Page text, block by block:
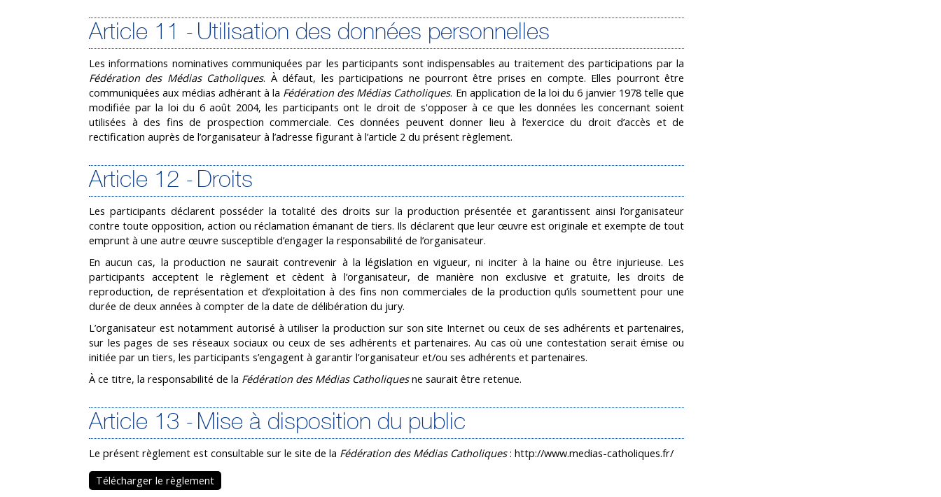
Article 11 - Utilisation des données personnelles
Les informations nominatives communiquées par les participants sont indispensables au traitement des participations par la
Fédération des Médias Catholiques. À défaut, les participations ne pourront être prises en compte. Elles pourront être
communiquées aux médias adhérant à la Fédération des Médias Catholiques. En application de la loi du 6 janvier 1978 telle que
modifiée par la loi du 6 août 2004, les participants ont le droit de s'opposer à ce que les données les concernant soient
utilisées à des fins de prospection commerciale. Ces données peuvent donner lieu à l’exercice du droit d’accès et de
rectification auprès de l’organisateur à l’adresse figurant à l’article 2 du présent règlement.
Article 12 - Droits
Les participants déclarent posséder la totalité des droits sur la production présentée et garantissent ainsi l’organisateur
contre toute opposition, action ou réclamation émanant de tiers. Ils déclarent que leur œuvre est originale et exempte de tout
emprunt à une autre œuvre susceptible d’engager la responsabilité de l’organisateur.
En aucun cas, la production ne saurait contrevenir à la législation en vigueur, ni inciter à la haine ou être injurieuse. Les
participants acceptent le règlement et cèdent à l’organisateur, de manière non exclusive et gratuite, les droits de
reproduction, de représentation et d’exploitation à des fins non commerciales de la production qu’ils soumettent pour une
durée de deux années à compter de la date de délibération du jury.
L’organisateur est notamment autorisé à utiliser la production sur son site Internet ou ceux de ses adhérents et partenaires,
sur les pages de ses réseaux sociaux ou ceux de ses adhérents et partenaires. Au cas où une contestation serait émise ou
initiée par un tiers, les participants s’engagent à garantir l’organisateur et/ou ses adhérents et partenaires.
À ce titre, la responsabilité de la Fédération des Médias Catholiquesne saurait être retenue.
Article 13 - Mise à disposition du public
Le présent règlement est consultable sur le site de la Fédération des Médias Catholiques: http://www.medias-catholiques.fr/
Télécharger le règlement